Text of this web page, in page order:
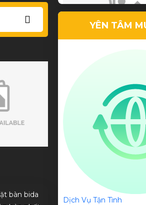
bàn bida
Giá phải chăng, tư vấn
YÊN TÂM
Dịch Vụ Tận Tình